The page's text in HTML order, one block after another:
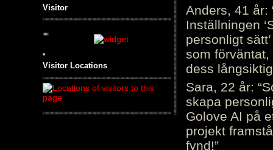
Visitor
Visitor Locations
Anders, 41 år:
Inställningen
personligt
som
dess
Sara, 22 år:
skapa
Golove AI på
projekt
fynd!”